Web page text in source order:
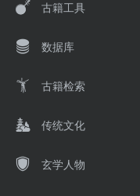
古籍工具
数据库
古籍检索
传统文化
玄学人物